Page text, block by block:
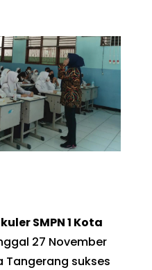
SMPN 1 Kota
27 November
Tangerang sukses